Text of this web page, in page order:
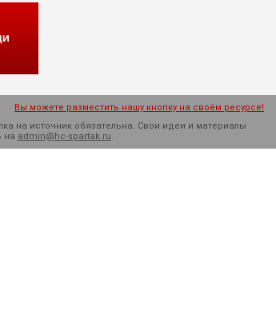
Вы можете разместить нашу кнопку на своём ресурсе!
на источник обязательна. Cвои идеи и материалы
на admin@hc-spartak.ru.